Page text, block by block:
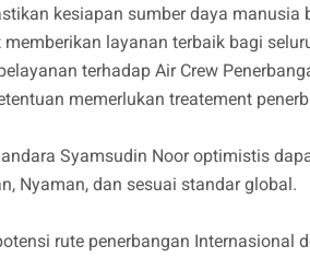
kesiapan sumber daya manusia
layanan terbaik bagi
terhadap Air Crew
memerlukan treatement
Syamsudin Noor optimistis
Nyaman, dan sesuai standar global.
rute penerbangan Internasional